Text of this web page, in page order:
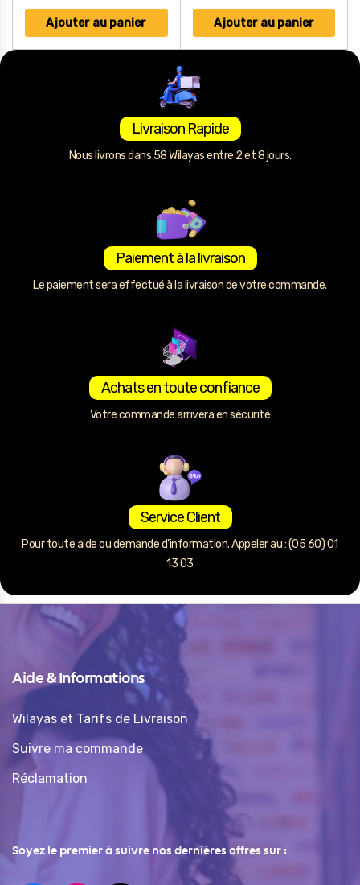
Ajouter au panier Ajouter au panier
Livraison Rapide
Nous livrons dans 58 Wilayas entre 2 et 8 jours.
Paiement à la livraison
Le paiement sera effectué à la livraison de votre commande.
Achats en toute confiance
Votre commande arrivera en sécurité
Service Client
Pour toute aide ou demande d’information. Appeler au : (05 60) 01
13 03
Aide & Informations
Wilayas et Tarifs de Livraison
Suivre ma commande
Réclamation
Soyez le premier à suivre nos dernières offres sur :